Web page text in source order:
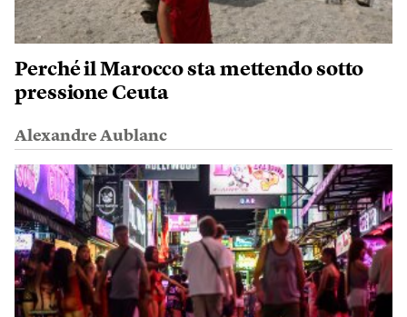
Perché il Marocco sta mettendo sotto
pressione Ceuta
Alexandre Aublanc